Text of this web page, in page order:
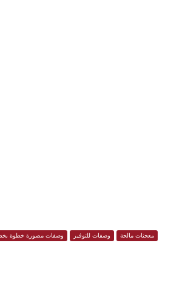
معجنات مالحة وصفات للتوفير وصفات مصورة خطوة